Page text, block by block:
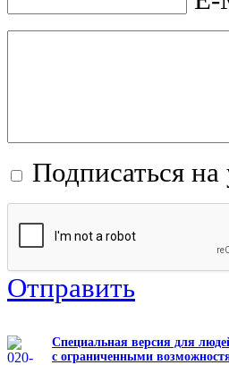
Подписаться
Отправить
Специальная версия для
с ограниченными